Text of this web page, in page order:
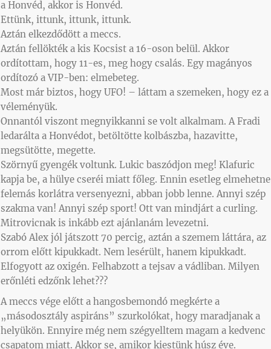
a Honvéd, akkor is Honvéd.
Ettünk, ittunk, ittunk, ittunk.
Aztán elkezdődött a meccs.
Aztán fellökték a kis Kocsist a 16-oson belül. Akkor
ordítottam, hogy 11-es, meg hogy csalás. Egy magányos
ordítozó a VIP-ben: elmebeteg.
Most már biztos, hogy UFO! – láttam a szemeken, hogy ez a
véleményük.
Onnantól viszont megnyikkanni se volt alkalmam. A Fradi
ledarálta a Honvédot, betöltötte kolbászba, hazavitte,
megsütötte, megette.
Szörnyű gyengék voltunk. Lukic baszódjon meg! Klafuric
kapja be, a hülye cseréi miatt főleg. Ennin esetleg elmehetne
felemás korlátra versenyezni, abban jobb lenne. Annyi szép
szakma van! Annyi szép sport! Ott van mindjárt a curling.
Mitrovicnak is inkább ezt ajánlanám levezetni.
Szabó Alex jól játszott 70 percig, aztán a szemem láttára, az
orrom előtt kipukkadt. Nem lesérült, hanem kipukkadt.
Elfogyott az oxigén. Felhabzott a tejsav a vádliban. Milyen
erőnléti edzőnk lehet???
A meccs vége előtt a hangosbemondó megkérte a
„másodosztály aspiráns” szurkolókat, hogy maradjanak a
helyükön. Ennyire még nem szégyelltem magam a kedvenc
csapatom miatt. Akkor se, amikor kiestünk húsz éve.